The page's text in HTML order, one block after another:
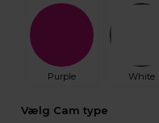
Purple White
Vælg Cam type